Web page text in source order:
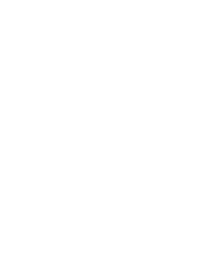
en visibilité sur ton
rester au Temple ou
l’accès à l’océan,
Salaunes et Avensan
emplacements, le
je t’aide à évaluer les
et cohérence avec
ton aménagement,
sereinement, explore